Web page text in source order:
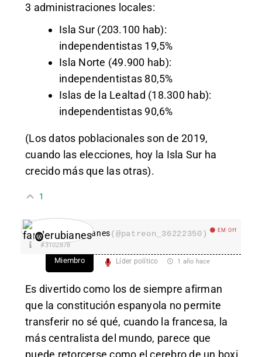
3 administraciones locales:
Isla Sur (203.100 hab):
independentistas 19,5%
Isla Norte (49.900 hab):
independentistas 80,5%
Islas de la Lealtad (18.300 hab):
independentistas 90,6%
(Los datos poblacionales son de 2019,
cuando las elecciones, hoy la Isla Sur ha
crecido más que las otras).
1
fanderubianes(@patreon_36222350) EM Off
#3102878
Miembro Líder político 1 año hace
Es divertido como los de siempre afirman
que la constitución espanyola no permite
transferir no sé qué, cuando la francesa, la
más centralista del mundo, parece que
puede retorcerse como el cerebro de un boxi